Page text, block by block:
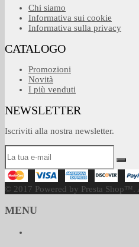
Chi siamo
Informativa sui cookie
Informativa sulla privacy
CATALOGO
Promozioni
Novità
I più venduti
NEWSLETTER
Iscriviti alla nostra newsletter.
© 2017 Powered by Presta Shop™.
MENU